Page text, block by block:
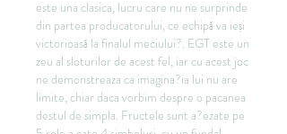
este una clasica, lucru care nu ne surprinde
din partea producatorului, ce echipă va ieși
victorioasă la finalul meciului?. EGT este un
zeu al sloturilor de acest fel, iar cu acest joc
ne demonstreaza ca imagina?ia lui nu are
limite, chiar daca vorbim despre o pacanea
destul de simpla. Fructele sunt a?ezate pe